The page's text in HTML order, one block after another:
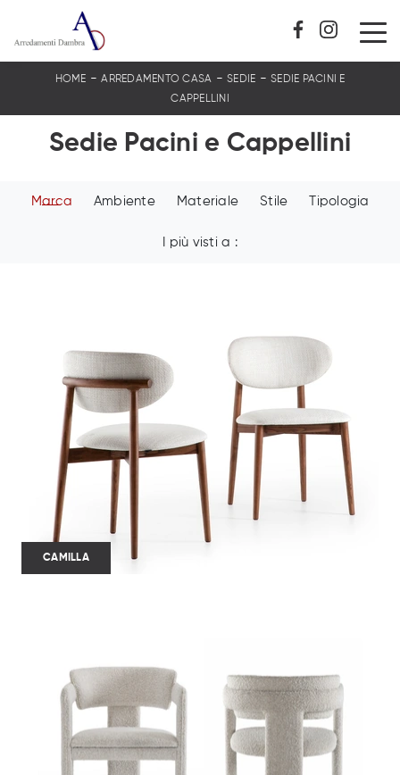
HOME -ARREDAMENTO CASA - SEDIE - SEDIE PACINI E
CAPPELLINI
Sedie Pacini e Cappellini
Marca Ambiente Materiale Stile Tipologia
I più visti a :
CAMILLA